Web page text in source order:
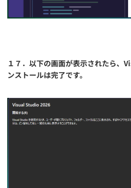
１７．以下の画面が表示されたら、
ンストールは完了です。